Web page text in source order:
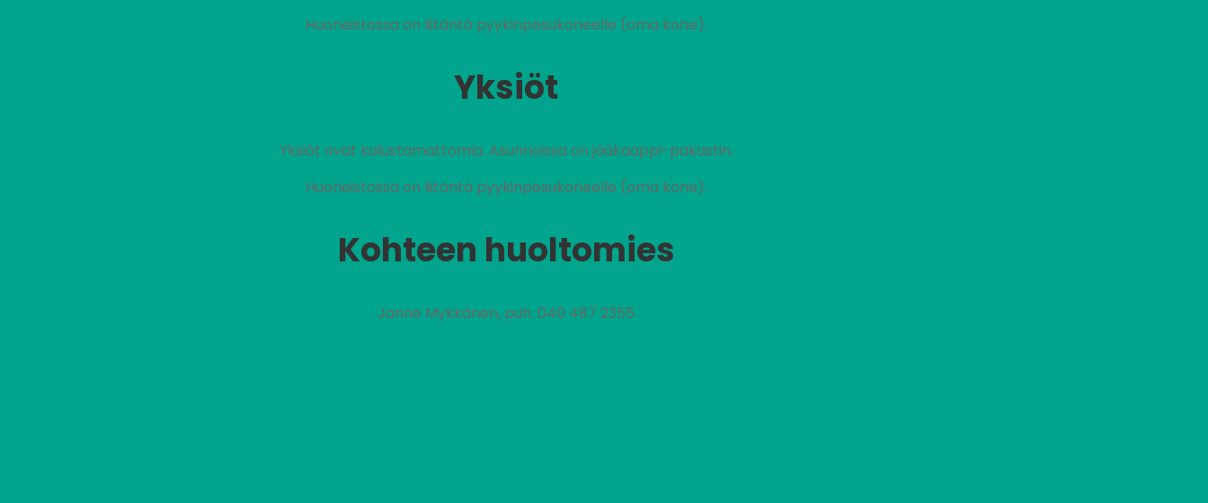
Huoneistossa on liitäntä pyykinpesukoneelle (oma kone).
Yksiöt
Yksiöt ovat kalustamattomia. Asunnoissa on jääkaappi-pakastin.
Huoneistossa on liitäntä pyykinpesukoneelle (oma kone).
Kohteen huoltomies
Janne Mykkänen, puh. 040 487 2355